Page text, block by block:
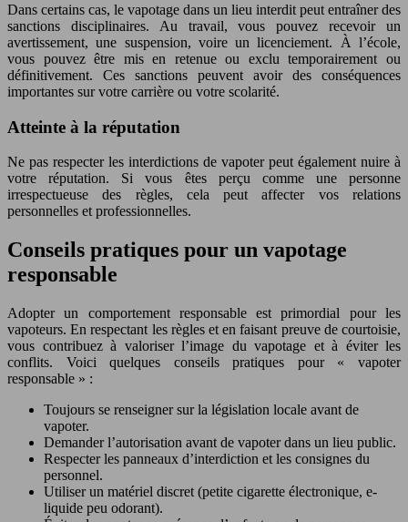
Dans certains cas, le vapotage dans un lieu interdit peut entraîner des
sanctions disciplinaires. Au travail, vous pouvez recevoir un
avertissement, une suspension, voire un licenciement. À l’école,
vous pouvez être mis en retenue ou exclu temporairement ou
définitivement. Ces sanctions peuvent avoir des conséquences
importantes sur votre carrière ou votre scolarité.
Atteinte à la réputation
Ne pas respecter les interdictions de vapoter peut également nuire à
votre réputation. Si vous êtes perçu comme une personne
irrespectueuse des règles, cela peut affecter vos relations
personnelles et professionnelles.
Conseils pratiques pour un vapotage
responsable
Adopter un comportement responsable est primordial pour les
vapoteurs. En respectant les règles et en faisant preuve de courtoisie,
vous contribuez à valoriser l’image du vapotage et à éviter les
conflits. Voici quelques conseils pratiques pour « vapoter
responsable » :
Toujours se renseigner sur la législation locale avant de
vapoter.
Demander l’autorisation avant de vapoter dans un lieu public.
Respecter les panneaux d’interdiction et les consignes du
personnel.
Utiliser un matériel discret (petite cigarette électronique, e-
liquide peu odorant).